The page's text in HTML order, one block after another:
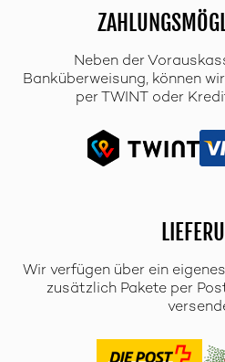
Neben der
Banküberweisung, können
per TWINT oder
Wir verfügen über ein
zusätzlich Pakete per